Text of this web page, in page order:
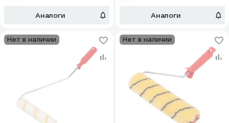
Аналоги Аналоги
Нет в наличии Нет в наличии